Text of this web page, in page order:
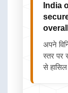
India
अपने
स्तर पर
से